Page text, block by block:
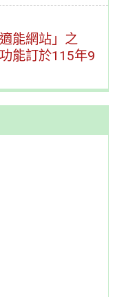
能網站」之
能訂於115年9